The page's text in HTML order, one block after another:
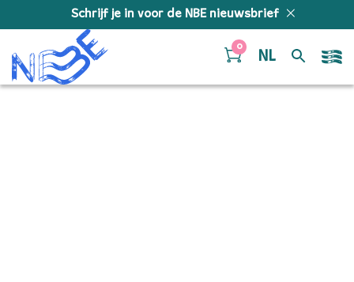
Schrijf je in voor de NBE nieuwsbrief
0
NL